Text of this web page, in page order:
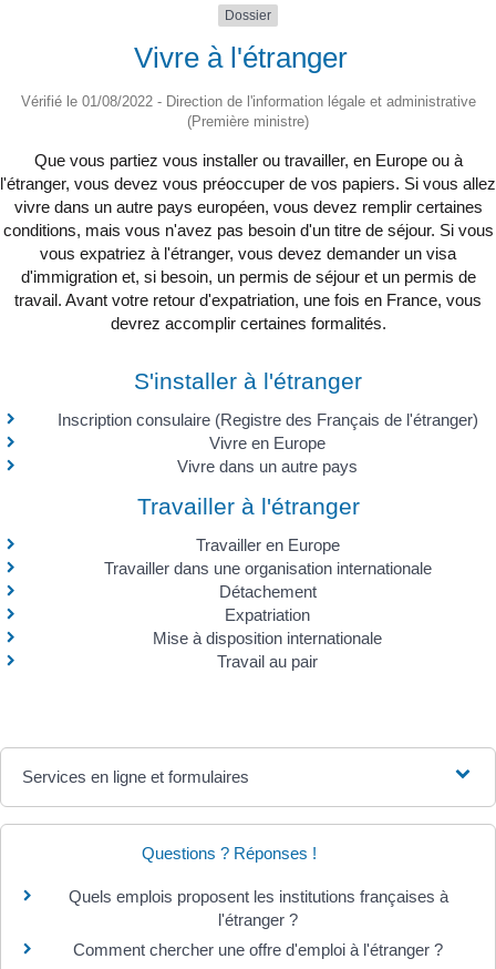
Dossier
Vivre à l'étranger
Vérifié le 01/08/2022 - Direction de l'information légale et administrative
(Première ministre)
Que vous partiez vous installer ou travailler, en Europe ou à
l'étranger, vous devez vous préoccuper de vos papiers. Si vous allez
vivre dans un autre pays européen, vous devez remplir certaines
conditions, mais vous n'avez pas besoin d'un titre de séjour. Si vous
vous expatriez à l'étranger, vous devez demander un visa
d'immigration et, si besoin, un permis de séjour et un permis de
travail. Avant votre retour d'expatriation, une fois en France, vous
devrez accomplir certaines formalités.
S'installer à l'étranger
Inscription consulaire (Registre des Français de l'étranger)
Vivre en Europe
Vivre dans un autre pays
Travailler à l'étranger
Travailler en Europe
Travailler dans une organisation internationale
Détachement
Expatriation
Mise à disposition internationale
Travail au pair
Services en ligne et formulaires
Questions ? Réponses !
Quels emplois proposent les institutions françaises à
l'étranger ?
Comment chercher une offre d'emploi à l'étranger ?